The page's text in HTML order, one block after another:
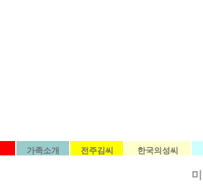
가족소개 전주김씨 한국의성씨